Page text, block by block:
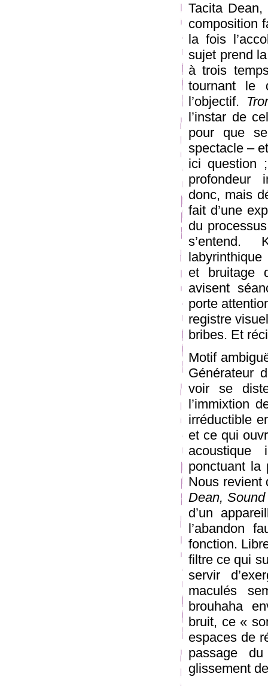
Tacita
composition
la fois
sujet prend
à trois
tournant le
l’objectif.
l’instar de
pour que
spectacle –
ici question
profondeur
donc, mais
fait d’une
du
s’entend.
et bruitage
avisent
porte
registre
bribes. Et
Motif
Générateur
voir se
l’immixtion
irréductible
et ce qui
acoustique
ponctuant la
Nous revient
Dean,
d’un
l’abandon
fonction.
filtre ce qui
servir
maculés
brouhaha
bruit, ce «
espaces de
passage
glissement